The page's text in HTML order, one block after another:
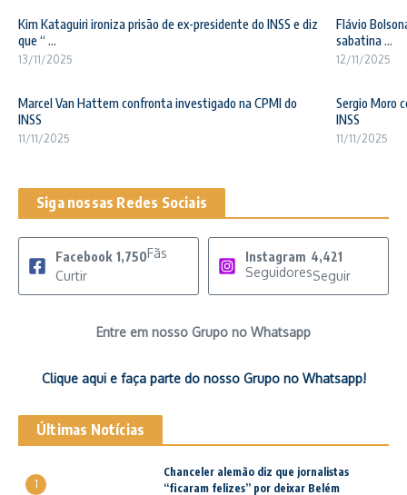
Kim Kataguiri ironiza prisão de ex-presidente do INSS e diz
que “ ...
13/11/2025
Flávio
sabatina ...
12/11/2025
Marcel Van Hattem confronta investigado na CPMI do
INSS
11/11/2025
Sergio Moro
INSS
11/11/2025
Siga nossas Redes Sociais
Facebook 1,750Fãs
Curtir
Instagram 4,421
SeguidoresSeguir
Entre em nosso Grupo no Whatsapp
Clique aqui e faça parte do nosso Grupo no Whatsapp!
Últimas Notícias
1
Chanceler alemão diz que jornalistas
“ficaram felizes” por deixar Belém